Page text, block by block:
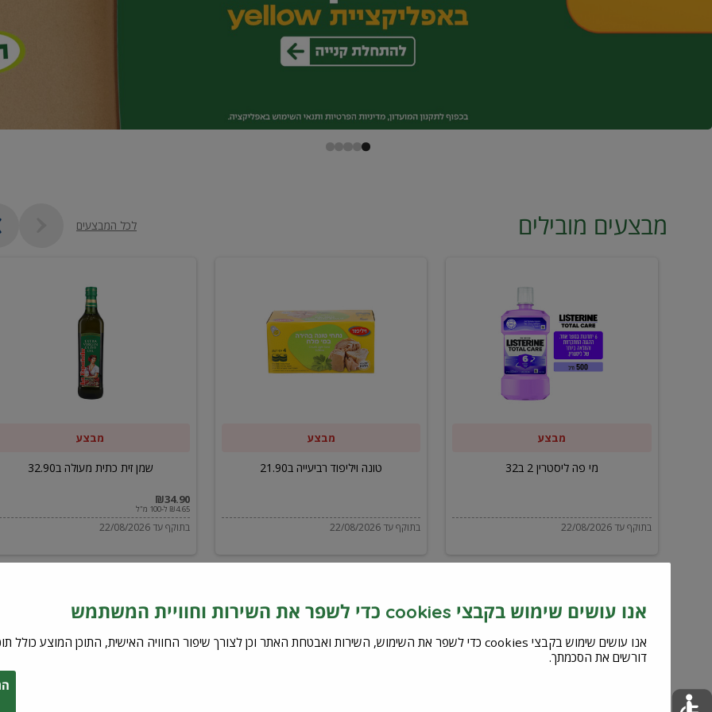
מבצעים מובילים לכל המבצעים
ליסטרין
מבצע
מי פה ליסטרין 2 ב32
בתוקף עד 22/08/2026
ויליפוד
רביעייה
מבצע
טונה ויליפוד רביעייה ב21.90
בתוקף עד 22/08/2026
מבצע
שמן זית כתית מעולה ב32.90
₪34.90
₪4.65 ל-100 מ"ל
בתוקף עד 22/08/2026
אנו עושים שימוש בקבצי cookies כדי לשפר את השירות וחוויית המשתמש
דורשים את הסכמתך.